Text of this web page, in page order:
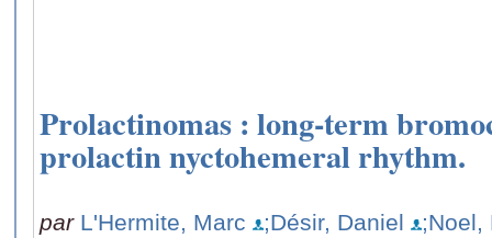
Prolactinomas : long-term
prolactin nyctohemeral rhythm.
par L'Hermite, Marc ;Désir, Daniel
;Noel,